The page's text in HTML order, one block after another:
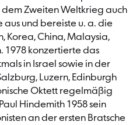
Zweiten Weltkrieg auch
und bereiste u. a. die
Korea, China, Malaysia,
1978 konzertierte das
in Israel sowie in der
Luzern, Edinburgh
Oktett regelmäßig
Hindemith 1958 sein
an der ersten Bratsche